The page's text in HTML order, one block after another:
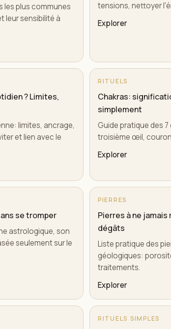
les plus communes
leur sensibilité à
tensions, nettoyer
Explorer
? Limites,
limites, ancrage,
et lien avec le
RITUELS
Chakras:
simplement
Guide pratique des
troisième œil,
Explorer
se tromper
astrologique, son
seulement sur le
PIERRES
Pierres à ne
dégâts
Liste pratique des
géologiques:
traitements.
Explorer
RITUELS SIMPLES